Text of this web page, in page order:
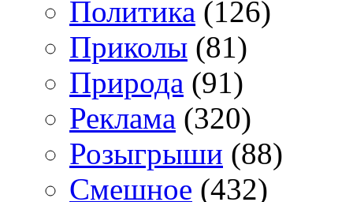
Политика (126)
Приколы (81)
Природа (91)
Реклама (320)
Розыгрыши (88)
Смешное (432)